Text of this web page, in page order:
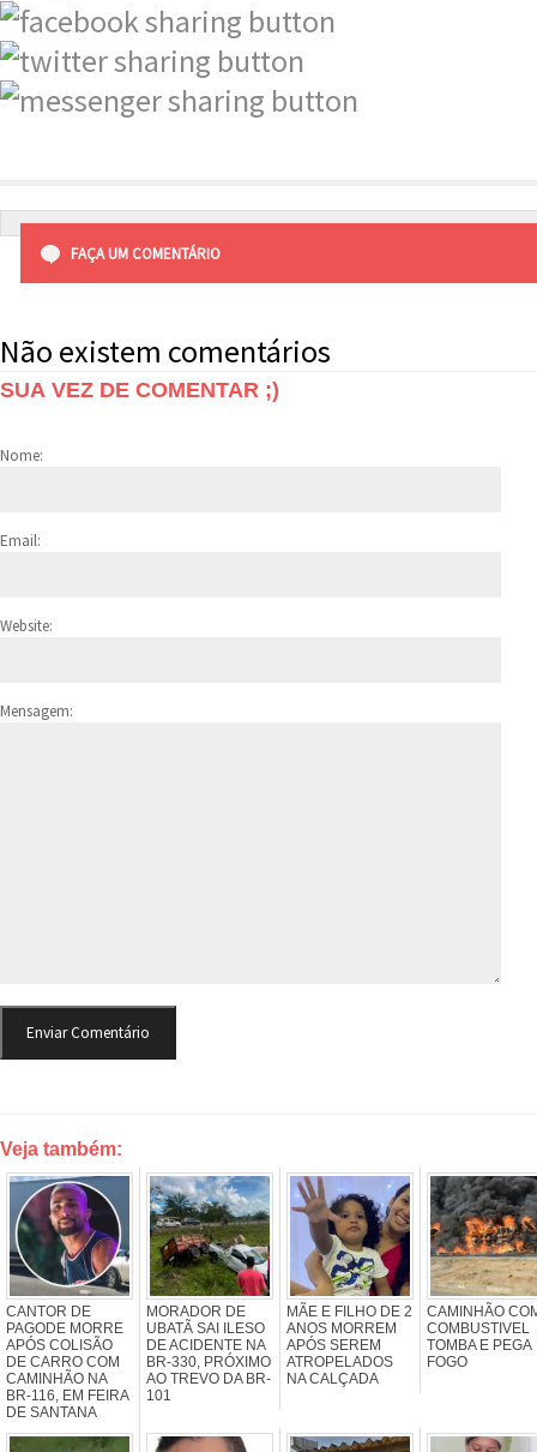
FAÇA UM COMENTÁRIO
Não existem comentários
SUA VEZ DE COMENTAR ;)
Nome:
Email:
Website:
Mensagem:
Veja também:
CANTOR DE
PAGODE MORRE
APÓS COLISÃO
DE CARRO COM
CAMINHÃO NA
BR-116, EM FEIRA
DE SANTANA
MORADOR DE
UBATÃ SAI ILESO
DE ACIDENTE NA
BR-330, PRÓXIMO
AO TREVO DA BR-
101
MÃE E FILHO DE 2
ANOS MORREM
APÓS SEREM
ATROPELADOS
NA CALÇADA
CAMINHÃO
COMBUSTIVEL
TOMBA E PEGA
FOGO